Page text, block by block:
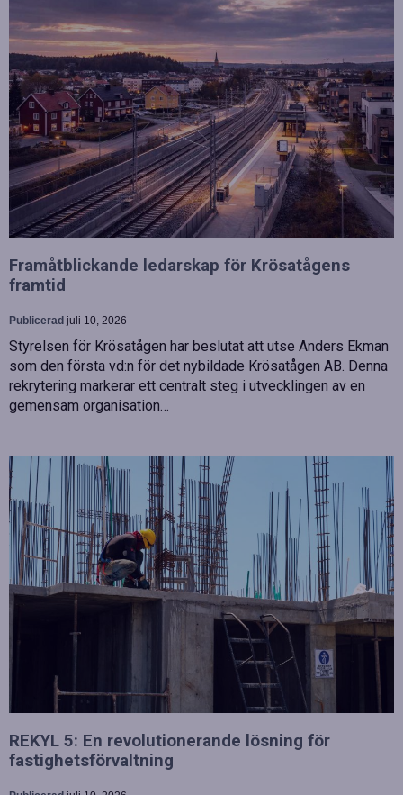
Framåtblickande ledarskap för Krösatågens
framtid
Publicerad juli 10, 2026
Styrelsen för Krösatågen har beslutat att utse Anders Ekman
som den första vd:n för det nybildade Krösatågen AB. Denna
rekrytering markerar ett centralt steg i utvecklingen av en
gemensam organisation…
REKYL 5: En revolutionerande lösning för
fastighetsförvaltning